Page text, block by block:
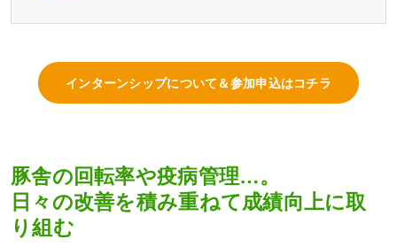
インターンシップについて＆参加申込はコチラ
豚舎の回転率や疫病管理…。
日々の改善を積み重ねて成績向上に取
り組む